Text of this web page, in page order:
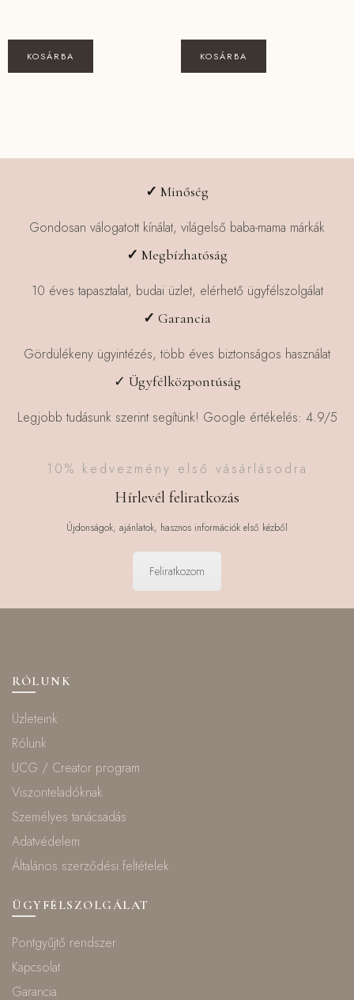
KOSÁRBA KOSÁRBA
✓ Minőség
Gondosan válogatott kínálat, világelső baba-mama márkák
✓ Megbízhatóság
10 éves tapasztalat, budai üzlet, elérhető ügyfélszolgálat
✓ Garancia
Gördülékeny ügyintézés, több éves biztonságos használat
✓ Ügyfélközpontúság
Legjobb tudásunk szerint segítünk! Google értékelés: 4.9/5
10% kedvezmény első vásárlásodra
Hírlevél feliratkozás
Újdonságok, ajánlatok, hasznos információk első kézből
Feliratkozom
RÓLUNK
Üzleteink
Rólunk
UCG / Creator program
Viszonteladóknak
Személyes tanácsadás
Adatvédelem
Általános szerződési feltételek
ÜGYFÉLSZOLGÁLAT
Pontgyűjtő rendszer
Kapcsolat
Garancia